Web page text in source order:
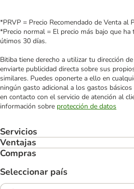
*PRVP = Precio Recomendado de Venta al
*Precio normal = El precio más bajo que
útimos 30 días.
Bitiba tiene derecho a utilizar tu dirección
enviarte publicidad directa sobre sus
similares. Puedes oponerte a ello en
ningún gasto adicional a los gastos
en contacto con el servicio de atención al
información sobre protección de datos
Servicios
Ventajas
Compras
Seleccionar país